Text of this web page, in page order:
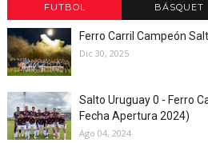
FUTBOL BÁSQUET
Ferro Carril Campeón
Dic 30, 2025
Salto Uruguay 0 - Ferro
Fecha Apertura 2024)
Ago 04, 2024